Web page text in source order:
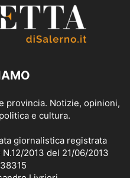
provincia. Notizie, opinioni,
e cultura.
giornalistica registrata
2013 del 21/06/2013